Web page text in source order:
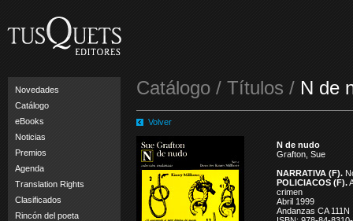
Novedades
Catálogo
eBooks
Noticias
Premios
Agenda
Translation Rights
Clasificados
Rincón del poeta
Catálogo / Títulos / N de
Volver
N de nudo
Grafton, Sue
NARRATIVA (F).
POLICIACOS (F).
crimen
Abril 1999
Andanzas CA 111N